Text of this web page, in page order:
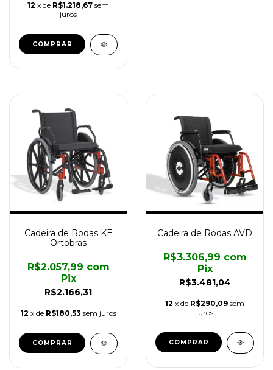
12 x de R$1.218,67 sem
juros
COMPRAR
Cadeira de Rodas KE
Ortobras
R$2.166,31
R$2.057,99 com
Pix
12 x de R$180,53 sem juros
COMPRAR
Cadeira de Rodas AVD
R$3.481,04
R$3.306,99 com
Pix
12 x de R$290,09 sem
juros
COMPRAR